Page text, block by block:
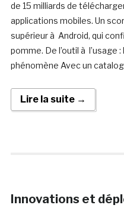
de 15 milliards de
applications mobiles. Un
supérieur à Android, qui
pomme. De l’outil à l’usage
phénomène Avec un
Lire la suite →
Innovations et